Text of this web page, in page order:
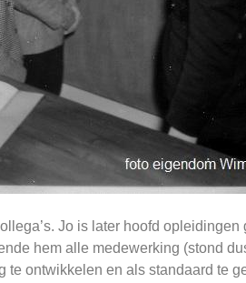
Jo is later hoofd
hem alle medewerking (stond
ontwikkelen en als standaard te